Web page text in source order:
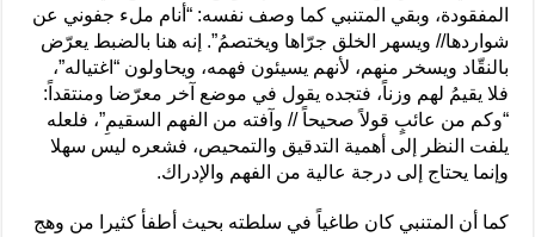
المفقودة، وبقي المتنبي كما وصف نفسه: “أنام ملء جفوني عن
شواردها// ويسهر الخلق جرّاها ويختصمُ”. إنه هنا بالضبط يعرّض
بالنقّاد ويسخر منهم، لأنهم يسيئون فهمه، ويحاولون “اغتياله”،
فلا يقيمُ لهم وزناً، فتجده يقول في موضع آخر معرّضا ومنتقداً:
“وكم من عائبٍ قولاً صحيحاً // وآفته من الفهم السقيمِ”، فلعله
يلفت النظر إلى أهمية التدقيق والتمحيص، فشعره ليس سهلا
وإنما يحتاج إلى درجة عالية من الفهم والإدراك.
كما أن المتنبي كان طاغياً في سلطته بحيث أطفأ كثيرا من وهج